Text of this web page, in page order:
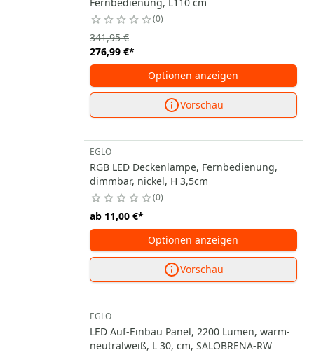
0
276,99 €*
341,95 €
Optionen anzeigen
Vorschau
EGLO
RGB LED Deckenlampe, Fernbedienung,
dimmbar, nickel, H 3,5cm
0
ab 11,00 €*
Optionen anzeigen
Vorschau
EGLO
LED Auf-Einbau Panel, 2200 Lumen, warm-
neutralweiß, L 30, cm, SALOBRENA-RW